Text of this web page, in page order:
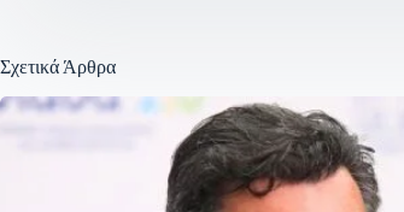
Σχετικά Άρθρα